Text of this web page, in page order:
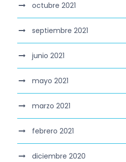
octubre 2021
septiembre 2021
junio 2021
mayo 2021
marzo 2021
febrero 2021
diciembre 2020